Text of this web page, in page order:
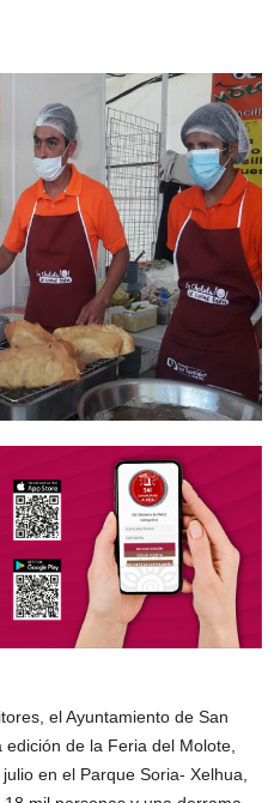
el Ayuntamiento de San
de la Feria del Molote,
en el Parque Soria- Xelhua,